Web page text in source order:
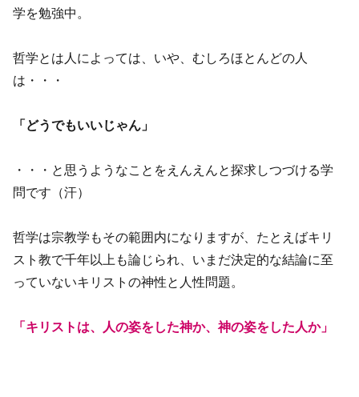
学を勉強中。
哲学とは人によっては、いや、むしろほとんどの人
は・・・
「どうでもいいじゃん」
・・・と思うようなことをえんえんと探求しつづける学
問です（汗）
哲学は宗教学もその範囲内になりますが、たとえばキリ
スト教で千年以上も論じられ、いまだ決定的な結論に至
っていないキリストの神性と人性問題。
「キリストは、人の姿をした神か、神の姿をした人か」